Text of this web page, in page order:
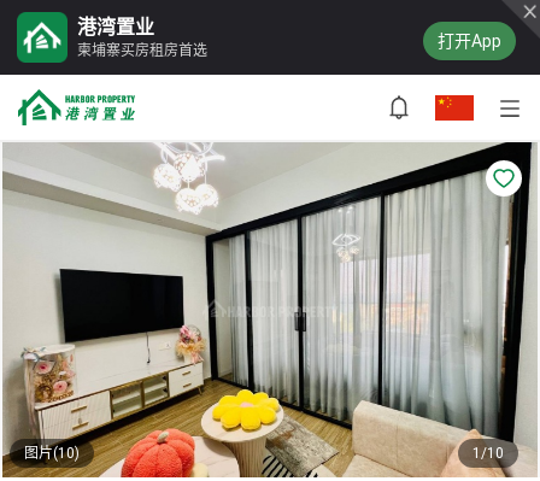
港湾置业
柬埔寨买房租房首选 打开App
图片(10) 1/10